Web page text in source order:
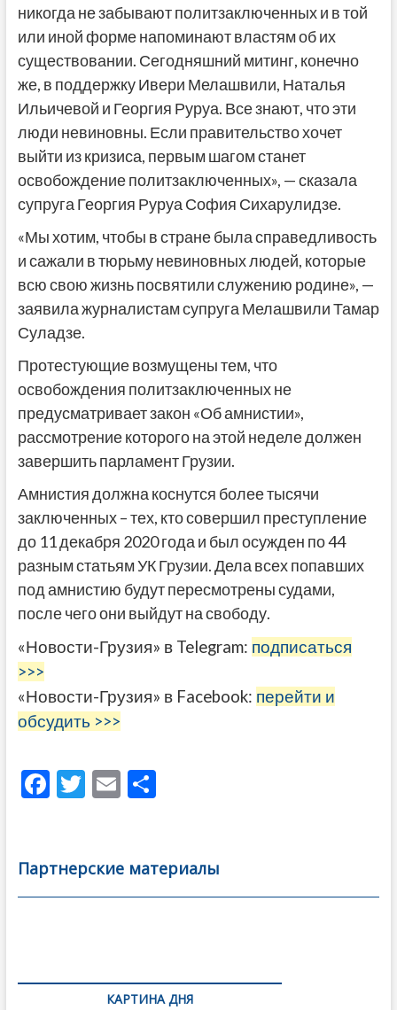
никогда не забывают политзаключенных и в той
или иной форме напоминают властям об их
существовании. Сегодняшний митинг, конечно
же, в поддержку Ивери Мелашвили, Наталья
Ильичевой и Георгия Руруа. Все знают, что эти
люди невиновны. Если правительство хочет
выйти из кризиса, первым шагом станет
освобождение политзаключенных», — сказала
супруга Георгия Руруа София Сихарулидзе.
«Мы хотим, чтобы в стране была справедливость
и сажали в тюрьму невиновных людей, которые
всю свою жизнь посвятили служению родине», —
заявила журналистам супруга Мелашвили Тамар
Суладзе.
Протестующие возмущены тем, что
освобождения политзаключенных не
предусматривает закон «Об амнистии»,
рассмотрение которого на этой неделе должен
завершить парламент Грузии.
Амнистия должна коснутся более тысячи
заключенных – тех, кто совершил преступление
до 11 декабря 2020 года и был осужден по 44
разным статьям УК Грузии. Дела всех попавших
под амнистию будут пересмотрены судами,
после чего они выйдут на свободу.
«Новости-Грузия» в Telegram: подписаться
>>>
«Новости-Грузия» в Facebook: перейти и
обсудить >>>
F
b
o
T
er
E
l
О
а
в
Партнерские материалы
по
КАРТИНА ДНЯ